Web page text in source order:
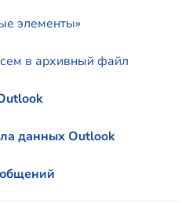
элементы»
в архивный файл
данных Outlook